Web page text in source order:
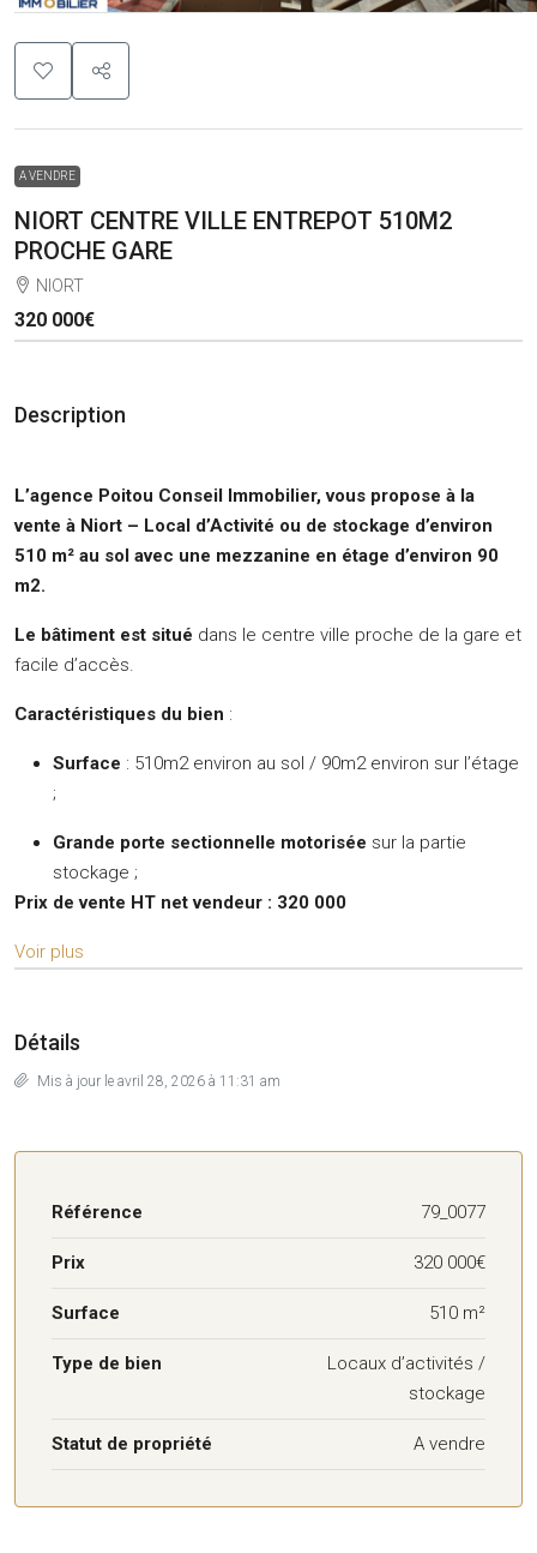
A VENDRE
NIORT CENTRE VILLE ENTREPOT 510M2
PROCHE GARE
NIORT
320 000€
Description
L’agence Poitou Conseil Immobilier, vous propose à la
vente à Niort – Local d’Activité ou de stockage d’environ
510 m² au sol avec une mezzanine en étage d’environ 90
m2.
Le bâtiment est situé dans le centre ville proche de la gare et
facile d’accès.
Caractéristiques du bien :
Surface : 510m2 environ au sol / 90m2 environ sur l’étage
;
Grande porte sectionnelle motorisée sur la partie
stockage ;
Prix de vente HT net vendeur : 320 000
Voir plus
Détails
Mis à jour le avril 28, 2026 à 11:31 am
Référence 79_0077
Prix 320 000€
Surface 510 m²
Type de bien
Locaux d’activités /
stockage
Statut de propriété A vendre